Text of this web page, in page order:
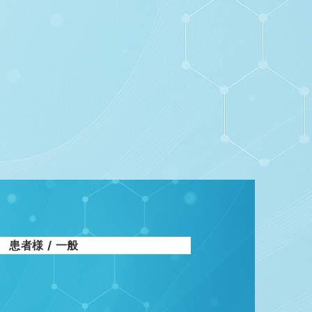
患者様 / 一般